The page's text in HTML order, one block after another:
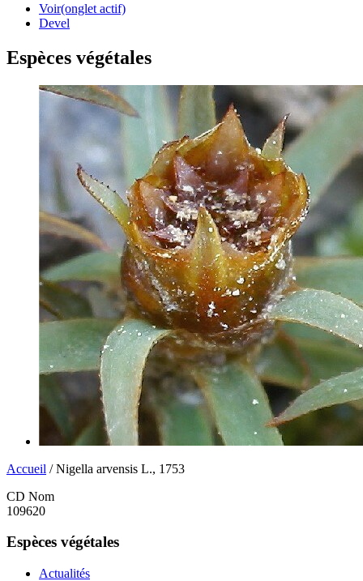
Voir(onglet actif)
Devel
Espèces végétales
Accueil / Nigella arvensis L., 1753
CD Nom
109620
Espèces végétales
Actualités